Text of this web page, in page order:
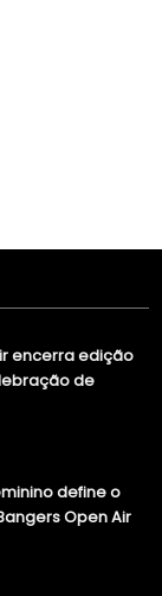
encerra edição
de
define o
Open Air